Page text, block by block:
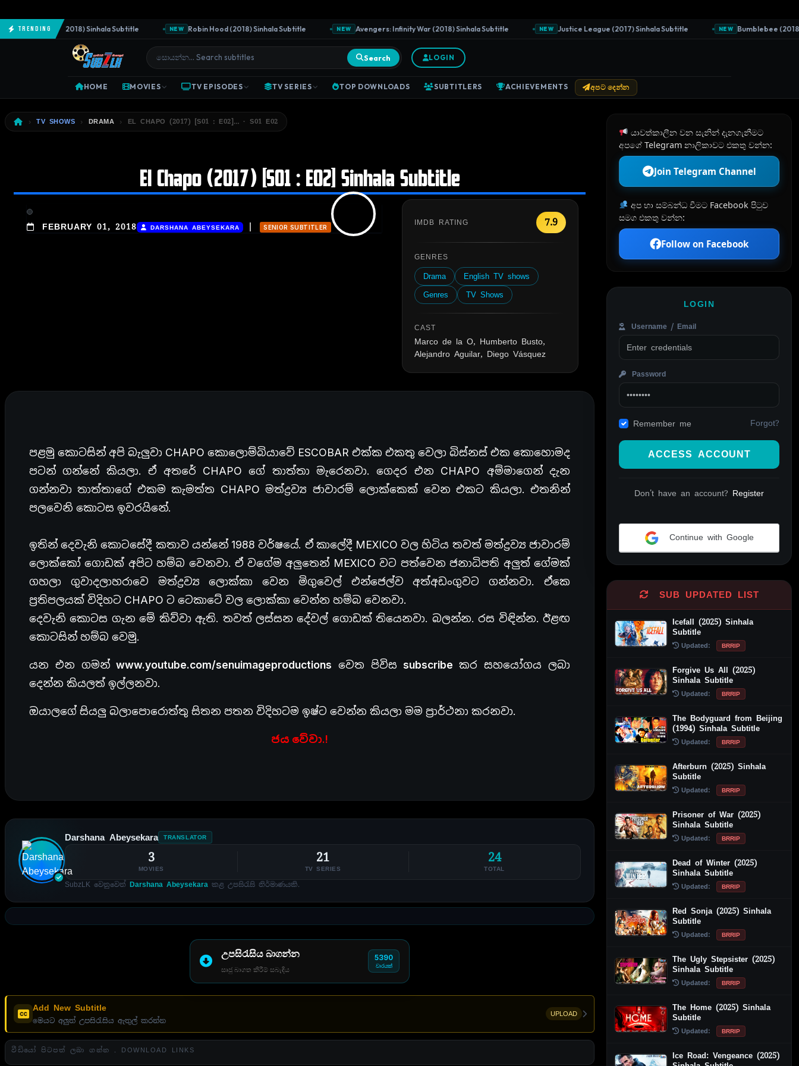
Trending
The Predator (2018) Sinhala Subtitle NEW Robin Hood (2018) Sinhala Subtitle NEW Avengers: Infinity War (2018) Sinhala Subtitle NEW Justice League (2017) Sinhala Subtitle NEW Bumblebee (2018)
Search LOGIN
HOME MOVIES TV EPISODES TV SERIES TOP DOWNLOADS SUBTITLERS ACHIEVEMENTS අපට දෙන්න
TV SHOWS DRAMA EL CHAPO (2017) [S01 : E02]… · S01 E02
El Chapo (2017) [S01 : E02] Sinhala Subtitle
FEBRUARY 01, 2018 DARSHANA ABEYSEKARA SENIOR SUBTITLER
IMDB RATING 7.9
GENRES
Drama
English TV shows
Genres
TV Shows
CAST
Marco de la O, Humberto Busto,
Alejandro Aguilar, Diego Vásquez
පළමු කොටසින් අපි බැලුවා CHAPO කොලොම්බියාවේ ESCOBAR එක්ක එකතු වෙලා බිස්නස් එක කොහොමද
පටන් ගන්නේ කියලා. ඒ අතරේ CHAPOගේ තාත්තා මැරෙනවා. ගෙදර එන CHAPO අම්මාගෙන් දැන
ගන්නවාතාත්තාගේ එකම කැමත්ත CHAPOමත්ද්‍රව්‍ය ජාවාරම් ලොක්කෙක් වෙන එකට කියලා. එතනින්
පලවෙනි කොටස ඉවරයිනේ.
ඉතින් දෙවැනි කොටසේදී කතාව යන්නේ 1988 වර්ෂයේ. ඒ කාලේදී MEXICOවල හිටිය තවත් මත්ද්‍රව්‍ය ජාවාරම්
ලොක්කෝ ගොඩක් අපිට හම්බ වෙනවා. ඒ වගේම අලුතෙන් MEXICOවට පත්වෙන ජනාධිපති අලුත් ගේමක්
ගහලා ගුවාදලාහරාවෙ මත්ද්‍රව්‍ය ලොක්කා වෙන මිගුවෙල් එන්ජෙල්ව අත්අඩංගුවට ගන්නවා. ඒකෙ
ප්‍රතිපලයක් විදිහට CHAPO ට ටෙකාටේ වල ලොක්කා වෙන්න හම්බ වෙනවා.
දෙවැනි කොටස ගැන මේ කිව්වා ඇති. තවත් ලස්සන දේවල් ගොඩක් තියෙනවා. බලන්න. රස විඳින්න. ඊළඟ
කොටසින් හම්බ වෙමු.
යන එන ගමන්www.youtube.com/senuimageproductions වෙත පිවිස subscribe කර සහයෝගය ලබා
දෙන්න කියලත් ඉල්ලනවා.
ඔයාලගේ සියලු බලාපොරොත්තු සිතන පතන විදිහටම ඉෂ්ට වෙන්න කියලා මම ප්‍රාර්ථනා කරනවා.
ජය වේවා.!
Darshana Abeysekara TRANSLATOR
3
MOVIES
21
TV SERIES
24
TOTAL
SubzLK වෙනුවෙන් Darshana Abeysekara කළ උපසිරැසි නිර්මාණයකි.
උපසිරැසිය බාගන්න
සෘජු බාගත කිරීම් සබැඳිය
5390
වාරයක්
Add New Subtitle
මෙයට අලුත් උපසිරැසිය ඇතුල් කරන්න
UPLOAD
වීඩියෝ පිටපත් ලබා ගන්න . DOWNLOAD LINKS
යාවත්කාලීන වන සැනින් දැනගැනීමට
අපගේ Telegram නාලිකාවට එකතු වන්න:
Join Telegram Channel
අප හා සම්බන්ධ වීමට Facebook පිටුව
සමග එකතු වන්න:
Follow on Facebook
LOGIN
Username / Email
Password
Remember me Forgot?
ACCESS ACCOUNT
Don't have an account? Register
Continue with Google
SUB UPDATED LIST
Icefall (2025) Sinhala
Subtitle
Updated: BRRIP
Forgive Us All (2025)
Sinhala Subtitle
Updated: BRRIP
The Bodyguard from Beijing
(1994) Sinhala Subtitle
Updated: BRRIP
Afterburn (2025) Sinhala
Subtitle
Updated: BRRIP
Prisoner of War (2025)
Sinhala Subtitle
Updated: BRRIP
Dead of Winter (2025)
Sinhala Subtitle
Updated: BRRIP
Red Sonja (2025) Sinhala
Subtitle
Updated: BRRIP
The Ugly Stepsister (2025)
Sinhala Subtitle
Updated: BRRIP
The Home (2025) Sinhala
Subtitle
Updated: BRRIP
Ice Road: Vengeance (2025)